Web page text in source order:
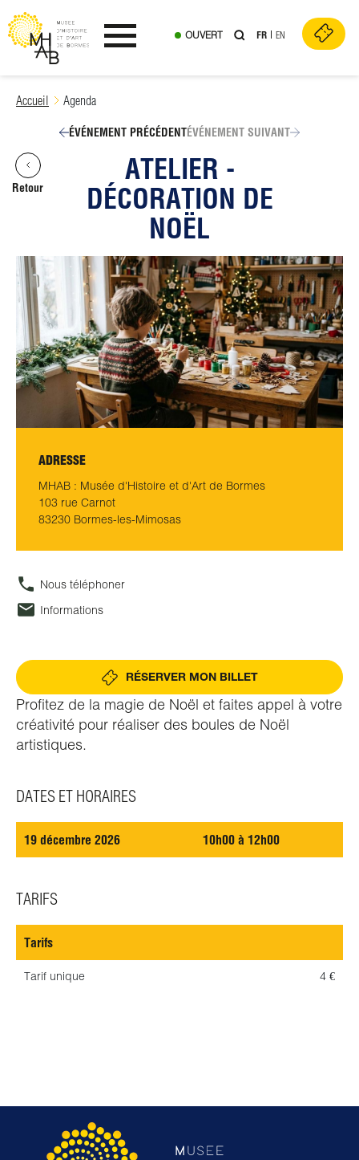
Skip
Ouvrir le menu
OUVERT FR EN
Accueil Agenda
Retour
ÉVÉNEMENT PRÉCÉDENTÉVÉNEMENT SUIVANT
ATELIER -
DÉCORATION DE
NOËL
Profitez de la magie de Noël et faites appel à votre
créativité pour réaliser des boules de Noël
artistiques.
DATES ET HORAIRES
19 décembre 2026 10h00 à 12h00
TARIFS
Tarifs
Tarif unique 4 €
ADRESSE
MHAB : Musée d'Histoire et d'Art de Bormes
103 rue Carnot
83230 Bormes-les-Mimosas
Nous téléphoner
Informations
RÉSERVER MON BILLET